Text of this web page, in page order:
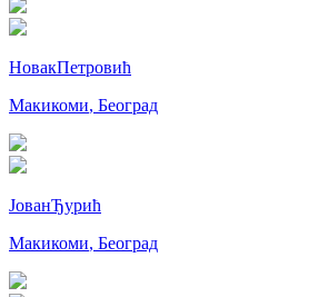
НовакПетровић
Макикоми, Београд
ЈованЂурић
Макикоми, Београд